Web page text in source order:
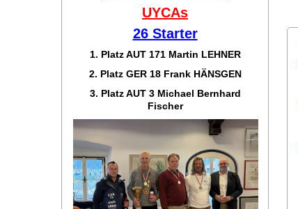
UYCAs
26 Starter
1. Platz AUT 171 Martin LEHNER
2. Platz GER 18 Frank HÄNSGEN
3. Platz AUT 3 Michael Bernhard
Fischer